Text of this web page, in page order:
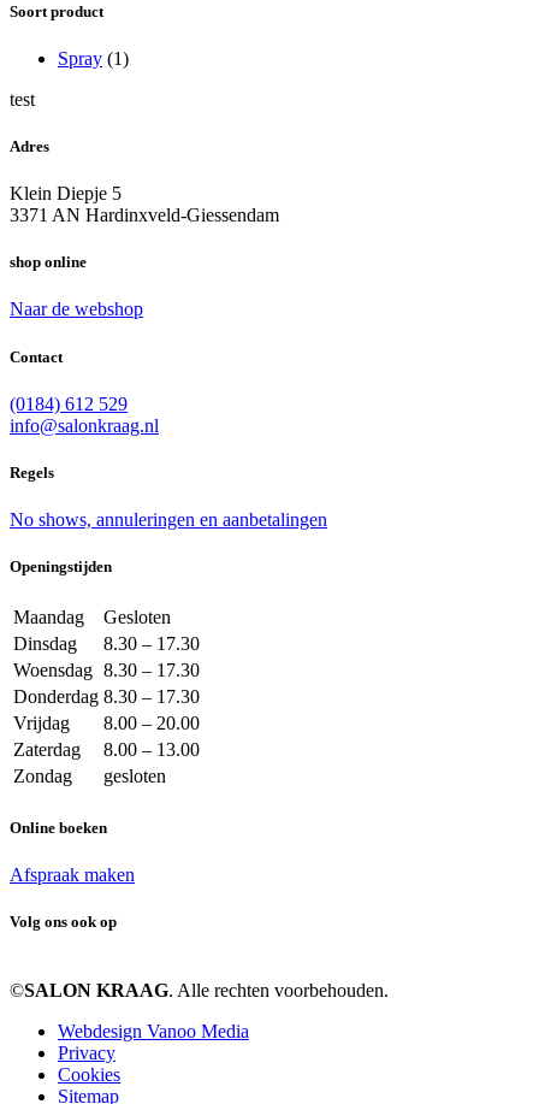
Soort product
Spray (1)
test
Adres
Klein Diepje 5
3371 AN Hardinxveld-Giessendam
shop online
Naar de webshop
Contact
(0184) 612 529
info@salonkraag.nl
Regels
No shows, annuleringen en aanbetalingen
Openingstijden
Maandag
Gesloten
Dinsdag
8.30 – 17.30
Woensdag 8.30 – 17.30
Donderdag 8.30 – 17.30
Vrijdag
8.00 – 20.00
Zaterdag
8.00 – 13.00
Zondag
gesloten
Online boeken
Afspraak maken
Volg ons ook op
©SALON KRAAG. Alle rechten voorbehouden.
Webdesign Vanoo Media
Privacy
Cookies
Sitemap